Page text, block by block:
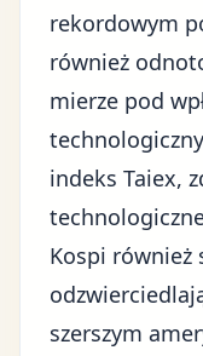
rekordowym
również
mierze pod
indeks Taiex,
Kospi również
szerszym